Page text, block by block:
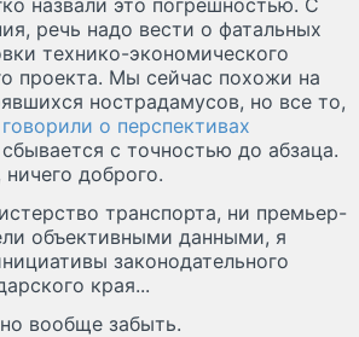
речь надо вести о фатальных
технико-экономического
проекта. Мы сейчас похожи на
нострадамусов, но все то,
о перспективах
с точностью до абзаца.
доброго.
транспорта, ни премьер-
объективными данными, я
законодательного
края...
вообще забыть.